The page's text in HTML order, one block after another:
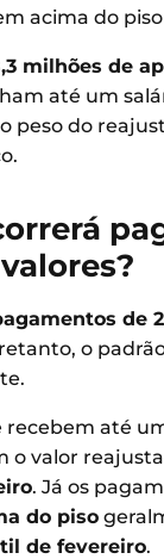
acima do
milhões de
até um
peso do
de
o
recebem até
o valor
. Já os
do piso
de fevereiro.